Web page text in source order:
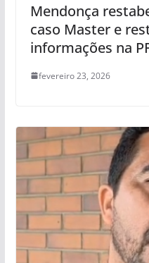
Mendonça
caso Master e
informações na
fevereiro 23, 2026